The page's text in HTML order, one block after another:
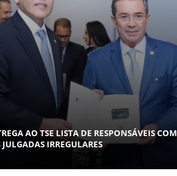
AO TSE LISTA DE RESPONSÁVEIS COM
IRREGULARES